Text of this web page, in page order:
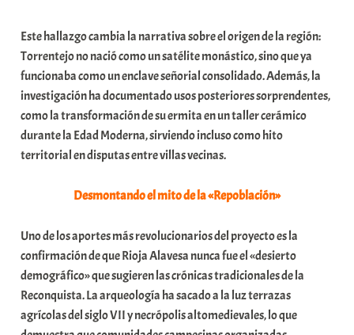
Este hallazgo cambia la narrativa sobre el origen de la región:
Torrentejo no nació como un satélite monástico, sino que ya
funcionaba como un enclave señorial consolidado. Además, la
investigación ha documentado usos posteriores sorprendentes,
como la transformación de su ermita en un taller cerámico
durante la Edad Moderna, sirviendo incluso como hito
territorial en disputas entre villas vecinas.
Desmontando el mito de la «Repoblación»
Uno de los aportes más revolucionarios del proyecto es la
confirmación de que Rioja Alavesa nunca fue el «desierto
demográfico» que sugieren las crónicas tradicionales de la
Reconquista. La arqueología ha sacado a la luz terrazas
agrícolas del siglo VII y necrópolis altomedievales, lo que